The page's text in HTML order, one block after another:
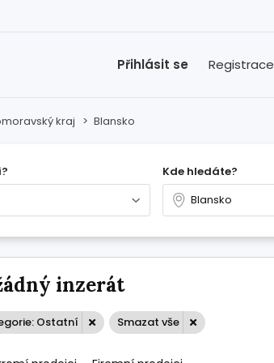
Registrace
Přihlásit se
kraj > Blansko
Kde hledáte?
inzerát
Ostatní Smazat vše